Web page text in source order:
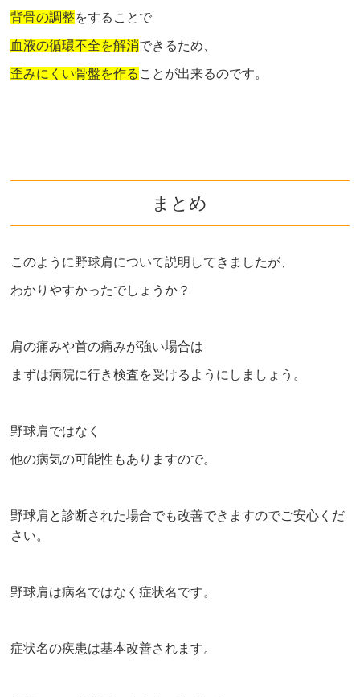
背骨の調整をすることで
血液の循環不全を解消できるため、
歪みにくい骨盤を作る ことが出来るのです。
まとめ
このように野球肩について説明してきましたが、
わかりやすかったでしょうか？
肩の痛みや首の痛みが強い場合は
まずは病院に行き検査を受けるようにしましょう。
野球肩ではなく
他の病気の可能性もありますので。
野球肩と診断された場合でも改善できますのでご安心くだ
さい。
野球肩は病名ではなく症状名です。
症状名の疾患は基本改善されます。